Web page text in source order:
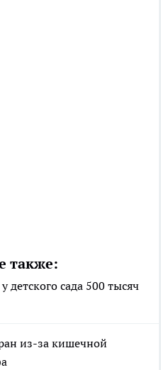
также:
детского сада 500 тысяч
из-за кишечной